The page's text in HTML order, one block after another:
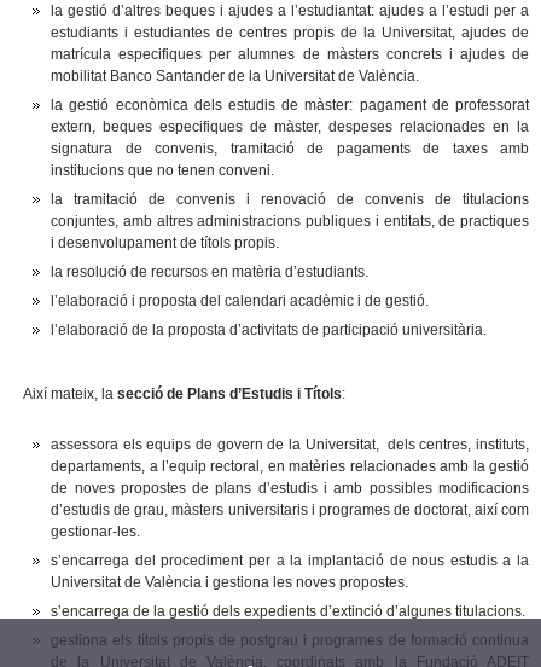
la gestió d’altres beques i ajudes a l’estudiantat: ajudes a l’estudi per a
estudiants i estudiantes de centres propis de la Universitat, ajudes de
matrícula especifiques per alumnes de màsters concrets i ajudes de
mobilitat Banco Santander de la Universitat de València.
la gestió econòmica dels estudis de màster: pagament de professorat
extern, beques especifiques de màster, despeses relacionades en la
signatura de convenis, tramitació de pagaments de taxes amb
institucions que no tenen conveni.
la tramitació de convenis i renovació de convenis de titulacions
conjuntes, amb altres administracions publiques i entitats, de practiques
i desenvolupament de títols propis.
la resolució de recursos en matèria d’estudiants.
l’elaboració i proposta del calendari acadèmic i de gestió.
l’elaboració de la proposta d’activitats de participació universitària.
Així mateix, lasecció de Plans d’Estudis i Títols:
assessora els equips de govern de la Universitat, dels centres, instituts,
departaments, a l’equip rectoral, en matèries relacionades amb la gestió
de noves propostes de plans d’estudis i amb possibles modificacions
d’estudis de grau, màsters universitaris i programes de doctorat, així com
gestionar-les.
s’encarrega del procediment per a la implantació de nous estudis a la
Universitat de València i gestiona les noves propostes.
s’encarrega de la gestió dels expedients d’extinció d’algunes titulacions.
gestiona els títols propis de postgrau i programes de formació continua
de la Universitat de València, coordinats amb la Fundació ADEIT